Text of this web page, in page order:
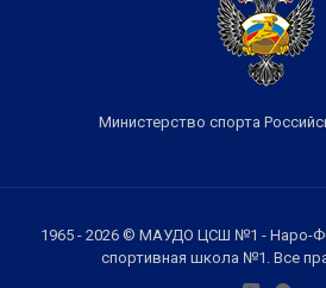
Министерство спорта
1965 - 2026 © МАУДО ЦСШ №1 - Наро-
спортивная школа №1. Все